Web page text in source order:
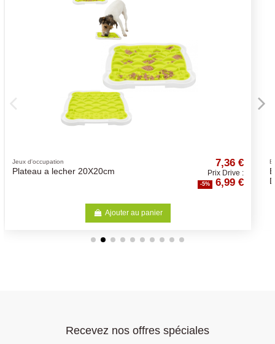
7,36 €
Prix Drive :
Bosch Biscuit Sammy's -
Recevez nos offres spéciales